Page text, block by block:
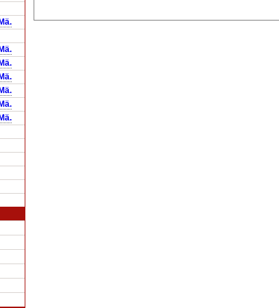
Mä.
Mä.
Mä.
Mä.
Mä.
Mä.
Mä.